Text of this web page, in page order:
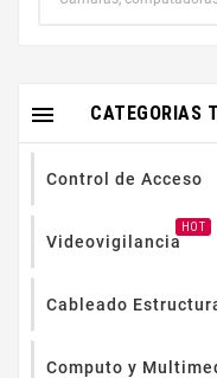
CATEGORIAS

Control de Acceso
Videovigilancia
HOT
Cableado
Computo y